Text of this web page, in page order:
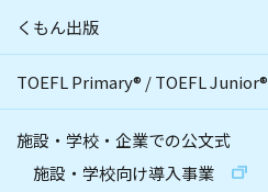
くもん出版
TOEFL Primary® /TOEFL Junior®
施設・学校・企業での公文式
施設・学校向け導入事業